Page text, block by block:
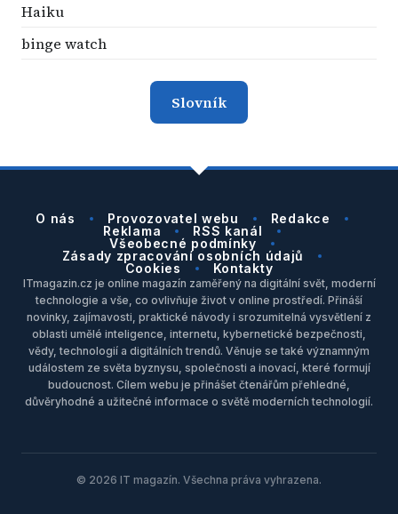
Haiku
binge watch
Slovník
O nás Provozovatel webu
Redakce
Reklama
RSS kanál
Všeobecné podmínky
Zásady zpracování osobních údajů
Cookies
Kontakty
ITmagazin.cz je online magazín zaměřený na digitální svět, moderní
technologie a vše, co ovlivňuje život v online prostředí. Přináší
novinky, zajímavosti, praktické návody i srozumitelná vysvětlení z
oblasti umělé inteligence, internetu, kybernetické bezpečnosti,
vědy, technologií a digitálních trendů. Věnuje se také významným
událostem ze světa byznysu, společnosti a inovací, které formují
budoucnost. Cílem webu je přinášet čtenářům přehledné,
důvěryhodné a užitečné informace o světě moderních technologií.
© 2026 IT magazín. Všechna práva vyhrazena.